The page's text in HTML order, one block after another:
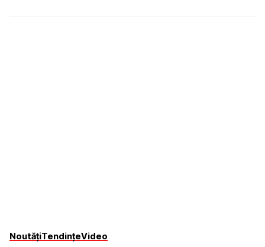
NoutățiTendințeVideo